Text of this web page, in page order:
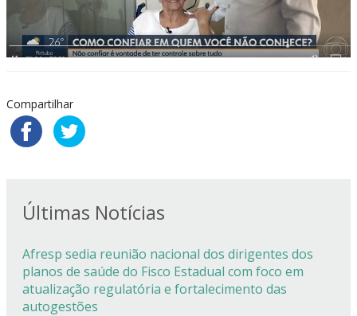
Compartilhar
Últimas Notícias
Afresp sedia reunião nacional dos dirigentes dos
planos de saúde do Fisco Estadual com foco em
atualização regulatória e fortalecimento das
autogestões